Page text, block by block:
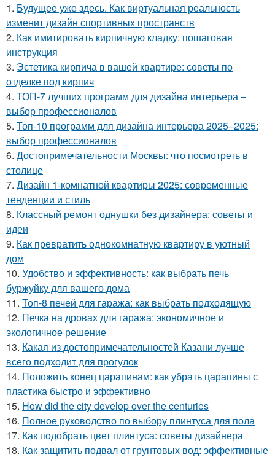
1. Будущее уже здесь. Как виртуальная реальность
изменит дизайн спортивных пространств
2. Как имитировать кирпичную кладку: пошаговая
инструкция
3. Эстетика кирпича в вашей квартире: советы по
отделке под кирпич
4. ТОП-7 лучших программ для дизайна интерьера –
выбор профессионалов
5. Топ-10 программ для дизайна интерьера 2025–2025:
выбор профессионалов
6. Достопримечательности Москвы: что посмотреть в
столице
7. Дизайн 1-комнатной квартиры 2025: современные
тенденции и стиль
8. Классный ремонт однушки без дизайнера: советы и
идеи
9. Как превратить однокомнатную квартиру в уютный
дом
10. Удобство и эффективность: как выбрать печь
буржуйку для вашего дома
11. Топ-8 печей для гаража: как выбрать подходящую
12. Печка на дровах для гаража: экономичное и
экологичное решение
13. Какая из достопримечательностей Казани лучше
всего подходит для прогулок
14. Положить конец царапинам: как убрать царапины с
пластика быстро и эффективно
15. How did the city develop over the centuries
16. Полное руководство по выбору плинтуса для пола
17. Как подобрать цвет плинтуса: советы дизайнера
18. Как защитить подвал от грунтовых вод: эффективные